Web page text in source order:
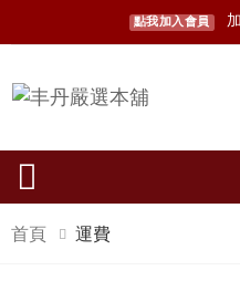
點我加入會員
Toggle
首頁 運費